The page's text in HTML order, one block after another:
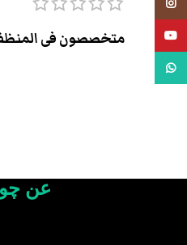
متخصصون فى
عن
انستجرام
يوتيوب